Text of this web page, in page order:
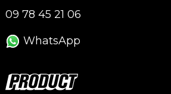
09 78 45 21 06
WhatsApp